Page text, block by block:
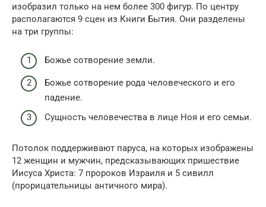
изобразил только на нем более 300 фигур. По центру
располагаются 9 сцен из Книги Бытия. Они разделены
на три группы:
Божье сотворение земли.
Божье сотворение рода человеческого и его
падение.
Сущность человечества в лице Ноя и его семьи.
Потолок поддерживают паруса, на которых изображены
12 женщин и мужчин, предсказывающих пришествие
Иисуса Христа: 7 пророков Израиля и 5 сивилл
(прорицательницы античного мира).